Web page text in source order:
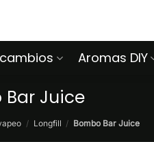
Aromas DIY
Bar Juice
/ Longfill / Bombo Bar Juice